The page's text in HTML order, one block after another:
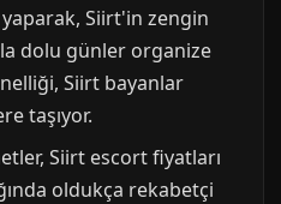
Siirt'in zengin
dolu günler organize
Siirt bayanlar
taşıyor.
Siirt escort fiyatları
oldukça rekabetçi